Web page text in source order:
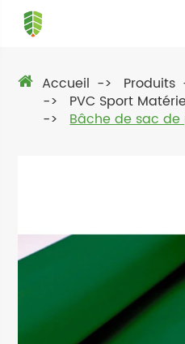
Accueil Produits
PVC Sport
Bâche de sac